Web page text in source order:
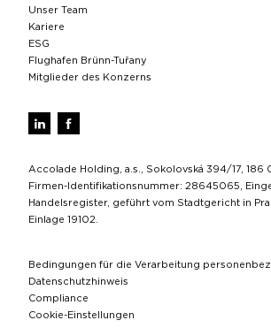
Unser Team
Kariere
ESG
Flughafen Brünn-Tuřany
Mitglieder des Konzerns
Accolade Holding, a.s., Sokolovská 394/17, 186
Firmen-Identifikationsnummer: 28645065,
Handelsregister, geführt vom Stadtgericht in
Einlage 19102.
Bedingungen für die Verarbeitung
Datenschutzhinweis
Compliance
Cookie-Einstellungen